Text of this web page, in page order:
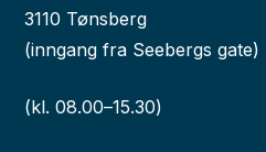
3110 Tønsberg
(inngang fra Seebergs gate)
(kl. 08.00–15.30)